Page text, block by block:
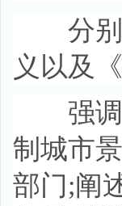
分别
义以及
强调
制城市
部门;阐